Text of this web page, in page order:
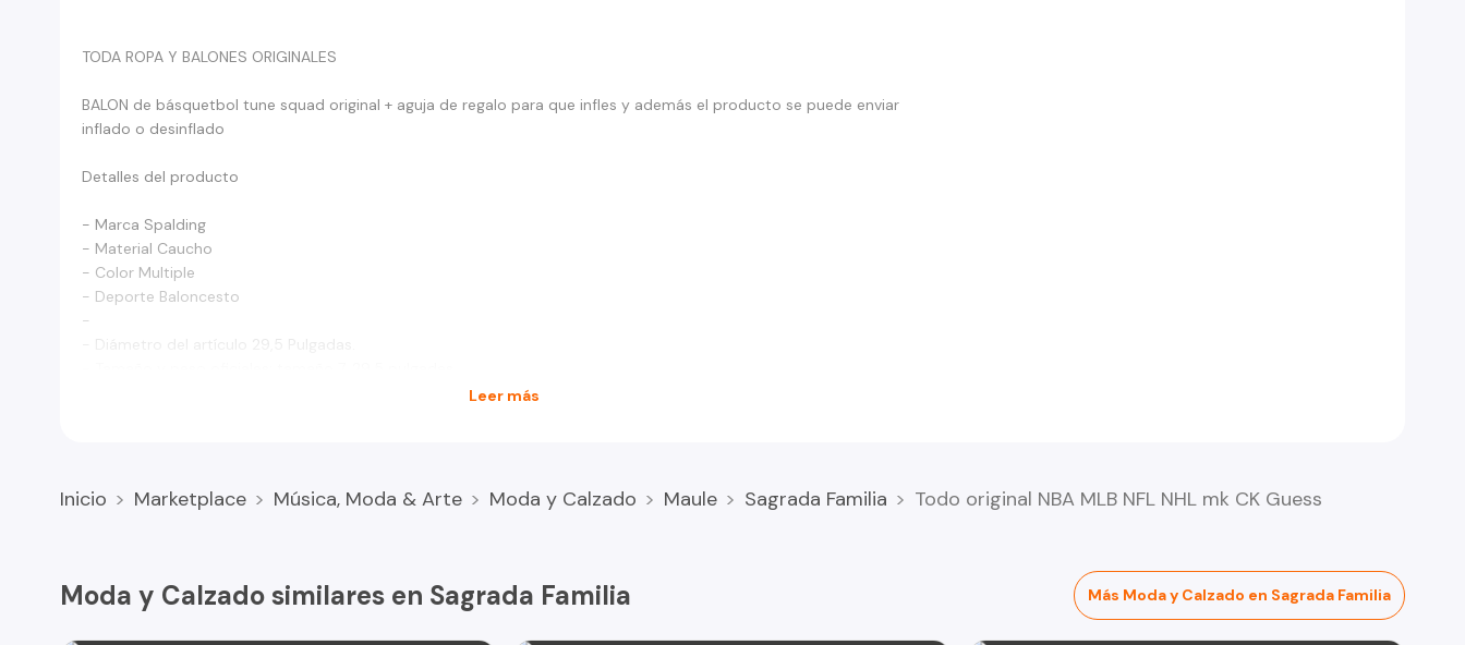
TODA ROPA Y BALONES ORIGINALES
BALON de básquetbol tune squad original + aguja de regalo para que infles y además el producto se puede enviar
inflado o desinflado
Detalles del producto
- Marca Spalding
- Material Caucho
- Color Multiple
- Deporte Baloncesto
-
- Cubierta duradera de primera calidad para todas las superficies
Envíos totalmente confiables a todo chile
TODO NFL & TODO ORIG - NBA MLB ENVIOS A TODO CHILE - CK NY yankees Dodgers lakers Chicago bulls Guess
Calvin Klein Jordan iPad air 4 iPad pro apple pencil DC vans árbol de pascua arriendo casa arriendo departamento
Leer más
Inicio Marketplace Música, Moda & Arte Moda y Calzado Maule Sagrada Familia Todo original NBA MLB NFL NHL mk CK Guess
Moda y Calzado similares en Sagrada Familia Más Moda y Calzado en Sagrada Familia